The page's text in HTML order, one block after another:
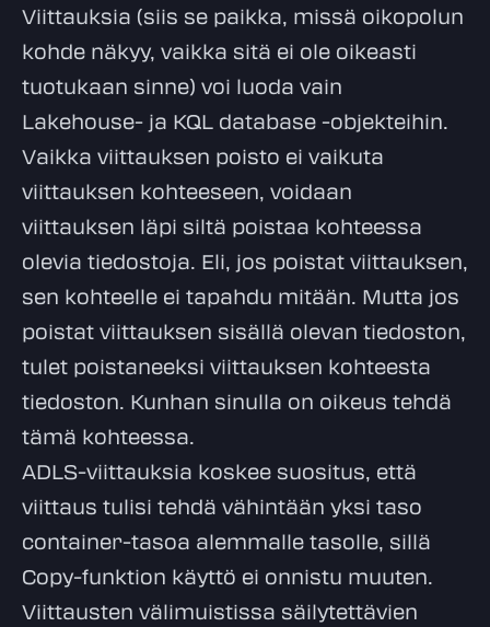
Viittauksia (siis se paikka, missä oikopolun
kohde näkyy, vaikka sitä ei ole oikeasti
tuotukaan sinne) voi luoda vain
Lakehouse- ja KQL database -objekteihin.
Vaikka viittauksen poisto ei vaikuta
viittauksen kohteeseen, voidaan
viittauksen läpi siltä poistaa kohteessa
olevia tiedostoja. Eli, jos poistat viittauksen,
sen kohteelle ei tapahdu mitään. Mutta jos
poistat viittauksen sisällä olevan tiedoston,
tulet poistaneeksi viittauksen kohteesta
tiedoston. Kunhan sinulla on oikeus tehdä
tämä kohteessa.
ADLS-viittauksia koskee suositus, että
viittaus tulisi tehdä vähintään yksi taso
container-tasoa alemmalle tasolle, sillä
Copy-funktion käyttö ei onnistu muuten.
Viittausten välimuistissa säilytettävien